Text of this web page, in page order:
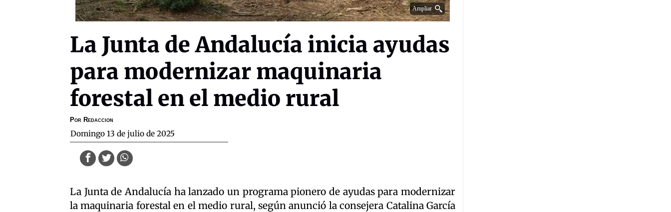
Ampliar
La Junta de Andalucía inicia ayudas
para modernizar maquinaria
forestal en el medio rural
Por Redaccion
domingo 13 de julio de 2025
La Junta de Andalucía ha lanzado un programa pionero de ayudas para modernizar
la maquinaria forestal en el medio rural, según anunció la consejera Catalina García